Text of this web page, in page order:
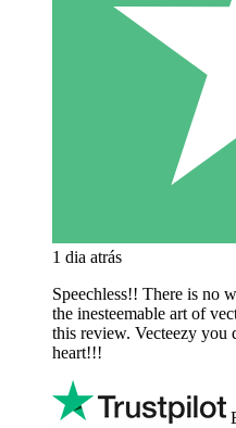
1 dia atrás
Speechless!! There is no
the inesteemable art of
this review. Vecteezy you
heart!!!